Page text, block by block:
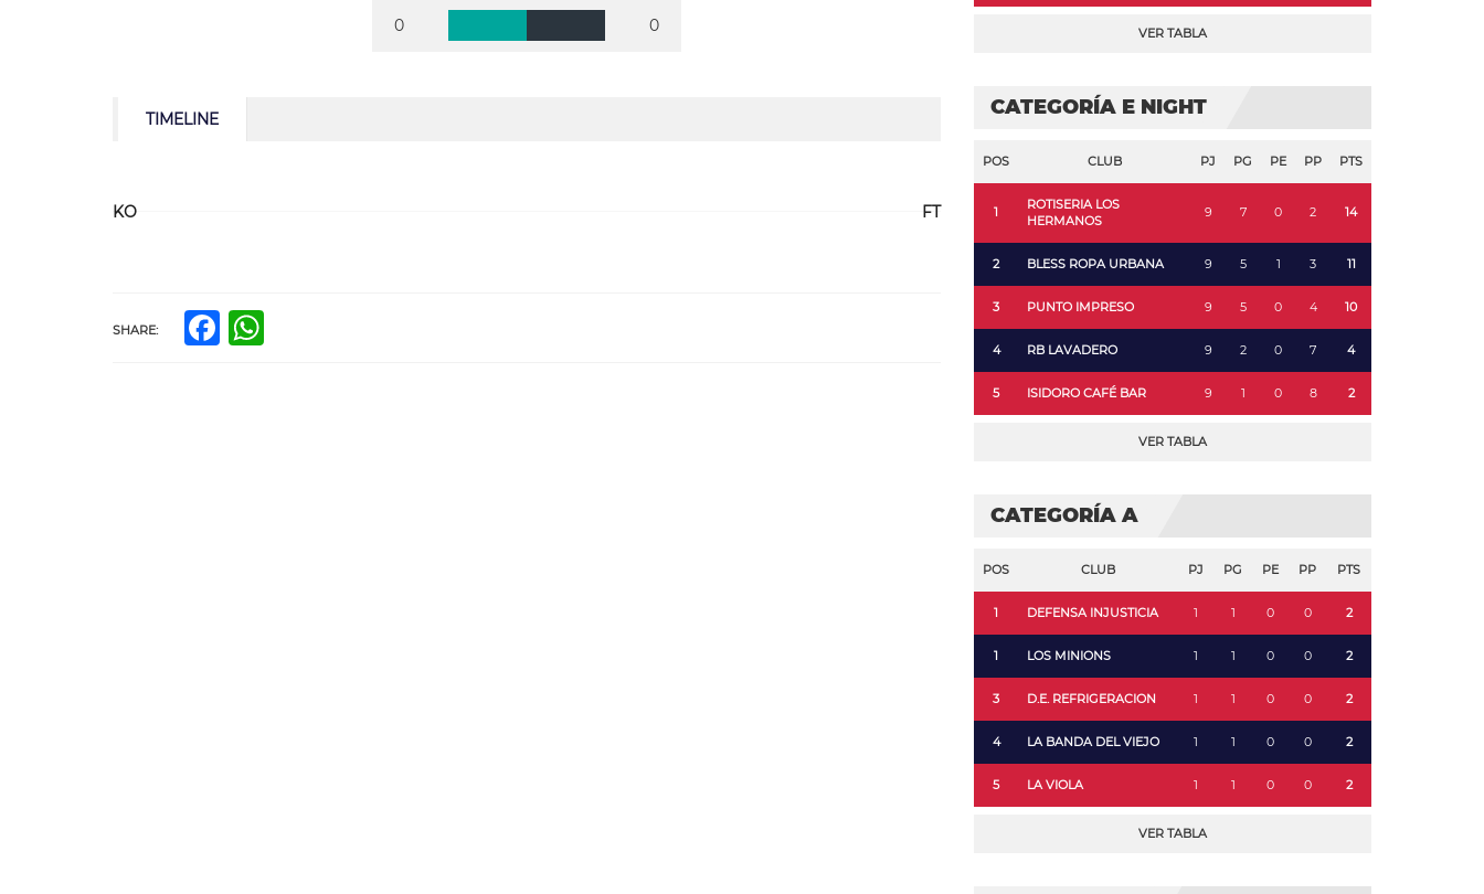
0
0
TIMELINE
KO FT
SHARE: Facebook
VER TABLA
CATEGORÍA E NIGHT
POS CLUB PJ PG PE PP PTS
1
ROTISERIA LOS
HERMANOS
9 7 0 2 14
2 BLESS ROPA URBANA 9 5 1 3 11
3 PUNTO IMPRESO 9 5 0 4 10
4 RB LAVADERO 9 2 0 7 4
5 ISIDORO CAFÉ BAR 9 1 0 8 2
VER TABLA
CATEGORÍA A
POS CLUB PJ PG PE PP PTS
1 DEFENSA INJUSTICIA 1 1 0 0 2
1 LOS MINIONS 1 1 0 0 2
3 D.E. REFRIGERACION 1 1 0 0 2
4 LA BANDA DEL VIEJO 1 1 0 0 2
5 LA VIOLA 1 1 0 0 2
VER TABLA